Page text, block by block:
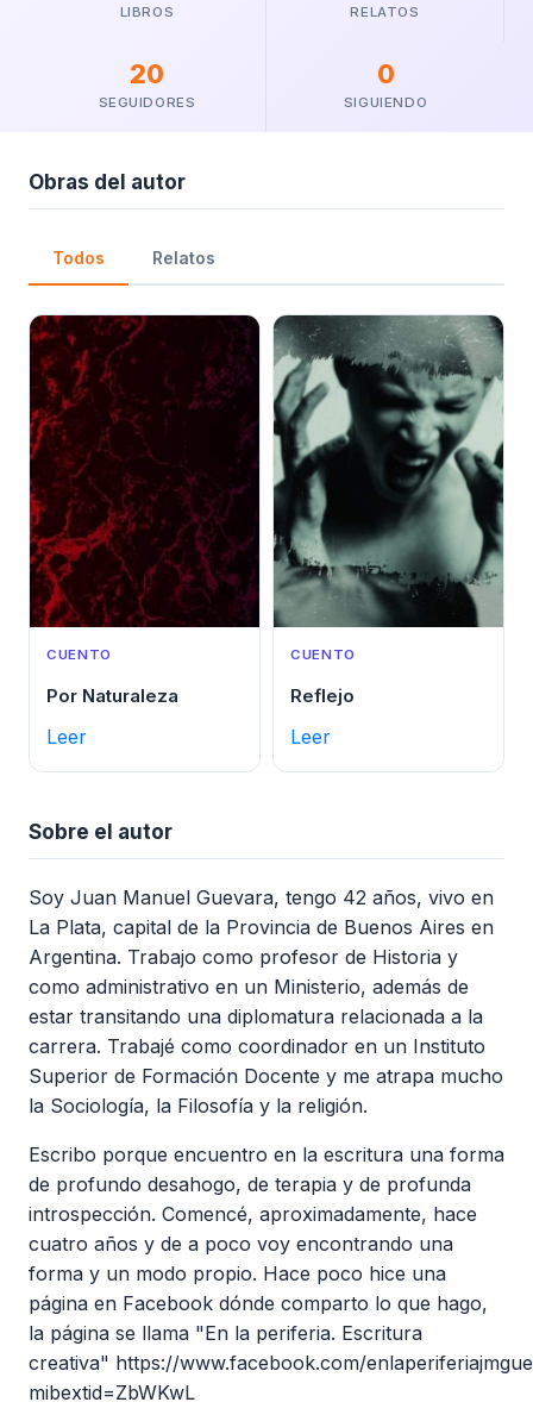
LIBROS RELATOS
20
SEGUIDORES
0
SIGUIENDO
Obras del autor
Todos Relatos
CUENTO
Por Naturaleza
Leer
CUENTO
Reflejo
Leer
Sobre el autor
Soy Juan Manuel Guevara, tengo 42 años, vivo en
La Plata, capital de la Provincia de Buenos Aires en
Argentina. Trabajo como profesor de Historia y
como administrativo en un Ministerio, además de
estar transitando una diplomatura relacionada a la
carrera. Trabajé como coordinador en un Instituto
Superior de Formación Docente y me atrapa mucho
la Sociología, la Filosofía y la religión.
Escribo porque encuentro en la escritura una forma
de profundo desahogo, de terapia y de profunda
introspección. Comencé, aproximadamente, hace
cuatro años y de a poco voy encontrando una
forma y un modo propio. Hace poco hice una
página en Facebook dónde comparto lo que hago,
la página se llama "En la periferia. Escritura
creativa" https://www.facebook.com/
mibextid=ZbWKwL